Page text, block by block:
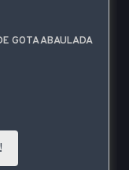
GOTA ABAULADA